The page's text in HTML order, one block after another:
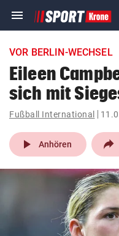
menu Navigation
ein-/ausklappen
account_circle Anmelden
pin_drop
Wien
bookmark
Suchbegriff
eingeben
VOR BERLIN-WECHSEL
Eileen
sich mit
Fußball International
play_arrow Anhören